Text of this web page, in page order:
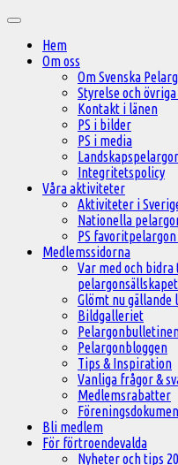
innehåll
Huvudmeny
Hem
Om oss
Om Svenska
Styrelse och
Kontakt i länen
PS i bilder
PS i media
Integritetspolicy
Våra aktiviteter
Aktiviteter i
Nationella
PS
Medlemssidorna
Var med och
Glömt nu gällande
Bildgalleriet
Pelargonbloggen
Tips & Inspiration
Vanliga frågor &
Medlemsrabatter
Bli medlem
För förtroendevalda
Nyheter och tips